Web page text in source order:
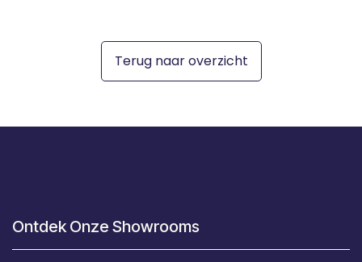
Terug naar overzicht
Ontdek Onze Showrooms